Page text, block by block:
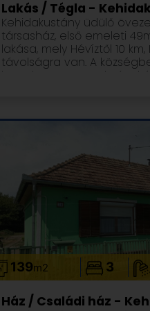
Lakás / Tégla -
Kehidakustány üdülő
társasház, első emeleti
lakása, mely Hévíztől 10 km,
távolságra van. A
komplexum üzemel.
egyedi órás gázkazán
klíma is biztosítja. Az áram
mérése almérőkkel
foglaltatik az árban.
139m2 3
Ház / Családi ház -